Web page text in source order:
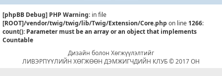
[phpBB Debug] PHP Warning: in file
[ROOT]/vendor/twig/twig/lib/Twig/Extension/Core.php on line 1266:
count(): Parameter must be an array or an object that implements
Countable
Дизайн болон Хөгжүүлэлтийг
ЛИВЭРПҮҮЛИЙН ХӨГЖӨӨН ДЭМЖИГЧДИЙН КЛУБ © 2017 ОН